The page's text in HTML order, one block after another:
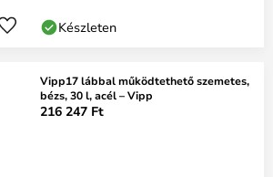
Készleten
Vipp17 lábbal működtethető szemetes,
bézs, 30 l, acél – Vipp
216 247 Ft